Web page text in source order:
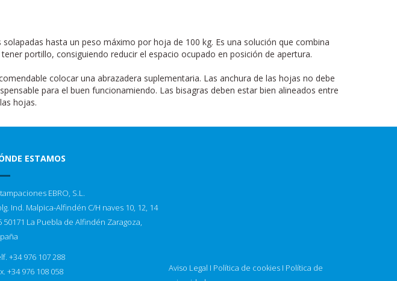
hasta un peso máximo por hoja de 100 kg. Es una solución que combina
portillo, consiguiendo reducir el espacio ocupado en posición de apertura.
colocar una abrazadera suplementaria. Las anchura de las hojas no debe
para el buen funcionamiendo. Las bisagras deben estar bien alineados entre
hojas.
ESTAMOS
EBRO, S.L.
Ind. Malpica-Alfindén C/H naves 10, 12, 14
50171 La Puebla de Alfindén Zaragoza,
+34 976 107 288
+34 976 108 058
Aviso Legal I Política de cookiesI Política de